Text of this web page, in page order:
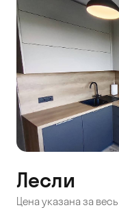
Лесли
Цена указана за